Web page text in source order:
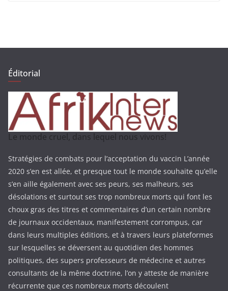
Éditorial
Le monde cruel, dans lequel nous vivons!
Stratégies de combats pour l’acceptation du vaccin L’année
2020 s’en est allée, et presque tout le monde souhaite qu’elle
s’en aille également avec ses peurs, ses malheurs, ses
désolations et surtout ses trop nombreux morts qui font les
choux gras des titres et commentaires d’un certain nombre
de journaux occidentaux, manifestement corrompus, car
dans leurs multiples éditions, et à travers leurs plateformes
sur lesquelles se déversent au quotidien des hommes
politiques, des supers professeurs de médecine et autres
consultants de la même doctrine, l’on y atteste de manière
récurrente que ces nombreux morts découlent